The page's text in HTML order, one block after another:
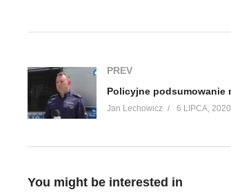
PREV
Jan Lechowicz 6 LIPCA, 2020
You might be interested in